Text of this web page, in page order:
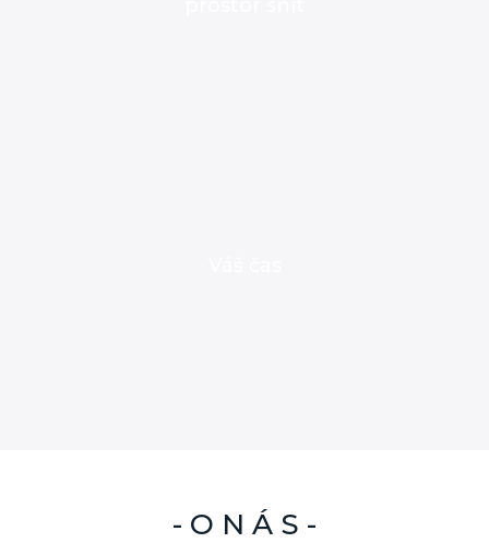
- O N Á S -